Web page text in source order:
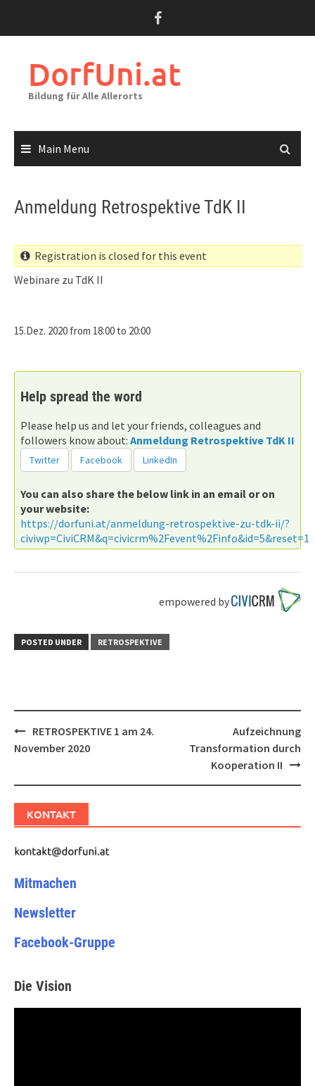
DorfUni.at
Bildung für Alle Allerorts
Main Menu
Anmeldung Retrospektive TdK II
Registration is closed for this event
Webinare zu TdK II
15.Dez. 2020 from 18:00 to 20:00
Help spread the word
Please help us and let your friends, colleagues and
followers know about: Anmeldung Retrospektive TdK II
Twitter Facebook LinkedIn
You can also share the below link in an email or on
your website:
https://dorfuni.at/anmeldung-retrospektive-zu-tdk-ii/?
civiwp=CiviCRM&q=civicrm%2Fevent%2Finfo&id=5&reset=1
empowered by
POSTED UNDER RETROSPEKTIVE
Post
navigation
RETROSPEKTIVE 1 am 24.
November 2020
Aufzeichnung
Transformation durch
Kooperation II
KONTAKT
Mitmachen
Newsletter
Facebook-Gruppe
Die Vision